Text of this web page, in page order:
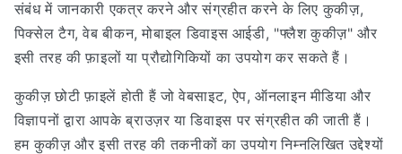
संबंध में जानकारी एकत्र करने और संग्रहीत करने के लिए कुकीज़,
पिक्सेल टैग, वेब बीकन, मोबाइल डिवाइस आईडी, "फ्लैश कुकीज़" और
इसी तरह की फ़ाइलों या प्रौद्योगिकियों का उपयोग कर सकते हैं।
कुकीज़ छोटी फ़ाइलें होती हैं जो वेबसाइट, ऐप, ऑनलाइन मीडिया और
विज्ञापनों द्वारा आपके ब्राउज़र या डिवाइस पर संग्रहीत की जाती हैं।
हम कुकीज़ और इसी तरह की तकनीकों का उपयोग निम्नलिखित उद्देश्यों